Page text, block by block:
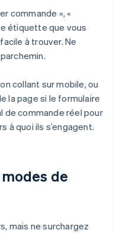
commande », «
étiquette que vous
à trouver. Ne
collant sur mobile, ou
la page si le formulaire
de commande réel pour
à quoi ils s’engagent.
de
mais ne surchargez